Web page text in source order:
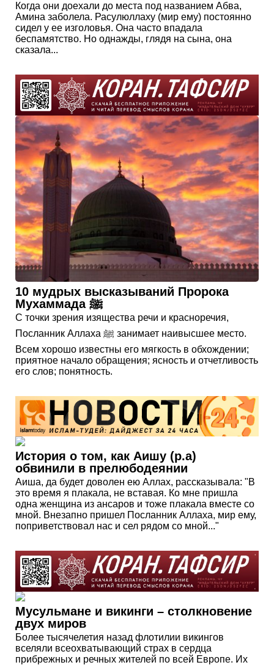
Когда они доехали до места под названием Абва,
Амина заболела. Расулюллаху (мир ему) постоянно
сидел у ее изголовья. Она часто впадала
беспамятство. Но однажды, глядя на сына, она
сказала...
10 мудрых высказываний Пророка
Мухаммада ﷺ
С точки зрения изящества речи и красноречия,
Посланник Аллаха ﷺ занимает наивысшее место.
Всем хорошо известны его мягкость в обхождении;
приятное начало обращения; ясность и отчетливость
его слов; понятность.
История о том, как Аишу (р.а)
обвинили в прелюбодеянии
Аиша, да будет доволен ею Аллах, рассказывала: "В
это время я плакала, не вставая. Ко мне пришла
одна женщина из ансаров и тоже плакала вместе со
мной. Внезапно пришел Посланник Аллаха, мир ему,
поприветствовал нас и сел рядом со мной..."
Мусульмане и викинги – столкновение
двух миров
Более тысячелетия назад флотилии викингов
вселяли всеохватывающий страх в сердца
прибрежных и речных жителей по всей Европе. Их